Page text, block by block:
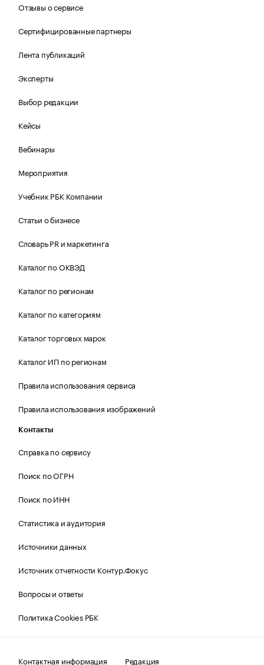
Отзывы о сервисе
Сертифицированные партнеры
Лента публикаций
Эксперты
Выбор редакции
Кейсы
Вебинары
Мероприятия
Учебник РБК Компании
Статьи о бизнесе
Словарь PR и маркетинга
Каталог по ОКВЭД
Каталог по регионам
Каталог по категориям
Каталог торговых марок
Каталог ИП по регионам
Правила использования сервиса
Правила использования изображений
Контакты
Справка по сервису
Поиск по ОГРН
Поиск по ИНН
Статистика и аудитория
Источники данных
Источник отчетности Контур.Фокус
Вопросы и ответы
Политика Cookies РБК
Контактная информация Редакция